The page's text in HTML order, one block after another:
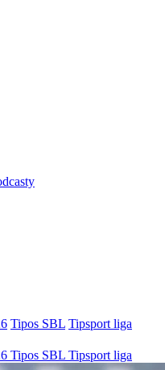
Tipos SBL Tipsport liga
Tipos SBL Tipsport liga